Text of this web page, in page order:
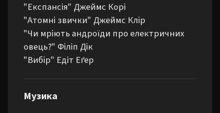
"Експансія" Джеймс Корі
"Атомні звички" Джеймс Клір
"Чи мріють андроїди про електричних
овець?" Філіп Дік
"Вибір" Едіт Еґер
Музика